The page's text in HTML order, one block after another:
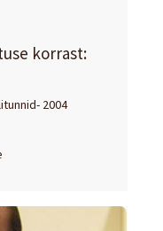
korrast:
2004